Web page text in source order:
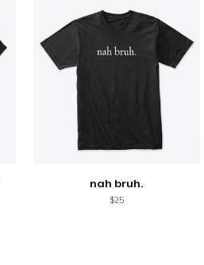
nah bruh.
$25